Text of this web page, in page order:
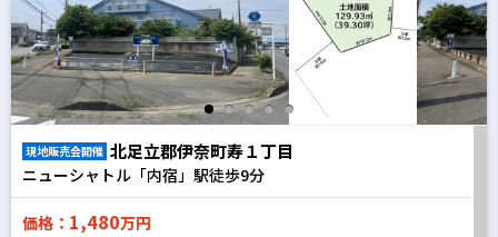
現地販売会開催 北足立郡伊奈町寿１丁目
ニューシャトル「内宿」駅徒歩9分
価格： 1,480万円